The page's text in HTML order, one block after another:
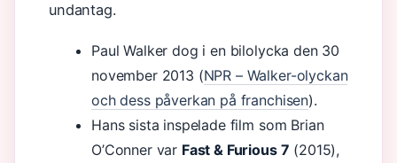
undantag.
Paul Walker dog i en bilolycka den 30
november 2013 (NPR – Walker-olyckan
och dess påverkan på franchisen).
Hans sista inspelade film som Brian
O’Conner var Fast & Furious 7 (2015),